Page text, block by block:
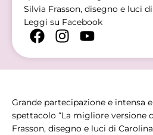
Silvia Frasson, disegno e luci
Leggi su Facebook
Grande partecipazione e intensa
spettacolo “La migliore versione
Frasson, disegno e luci di